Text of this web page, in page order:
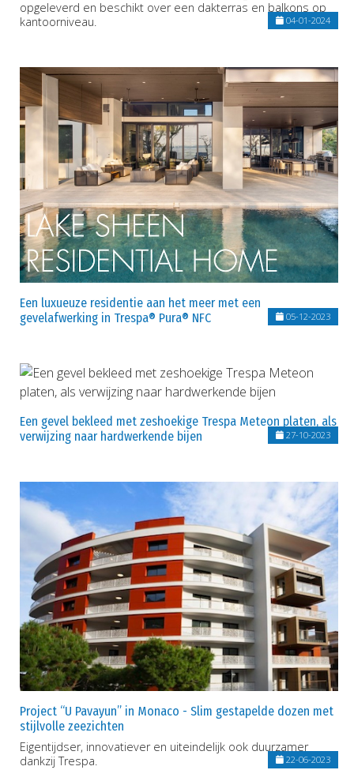
opgeleverd en beschikt over een dakterras en balkons op
kantoorniveau.
04-01-2024
Een luxueuze residentie aan het meer met een
gevelafwerking in Trespa® Pura® NFC
05-12-2023
Een gevel bekleed met zeshoekige Trespa Meteon platen, als
verwijzing naar hardwerkende bijen
27-10-2023
Project “U Pavayun” in Monaco - Slim gestapelde dozen met
stijlvolle zeezichten
Eigentijdser, innovatiever en uiteindelijk ook duurzamer
dankzij Trespa.
22-06-2023